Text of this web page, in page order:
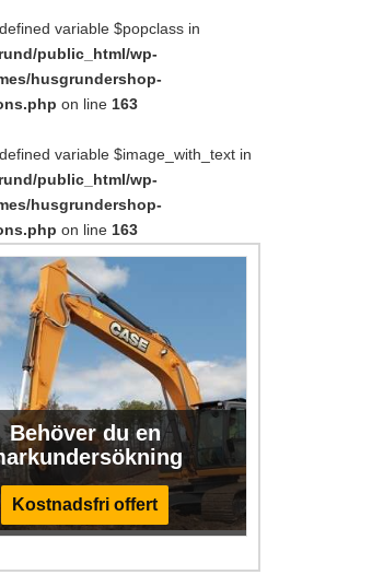
variable $popclass in
public_html/wp-
husgrundershop-
on line 163
variable $image_with_text in
public_html/wp-
husgrundershop-
on line 163
Behöver du en
Kostnadsfri offert